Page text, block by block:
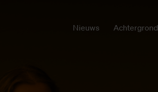
Nieuws Achtergrond